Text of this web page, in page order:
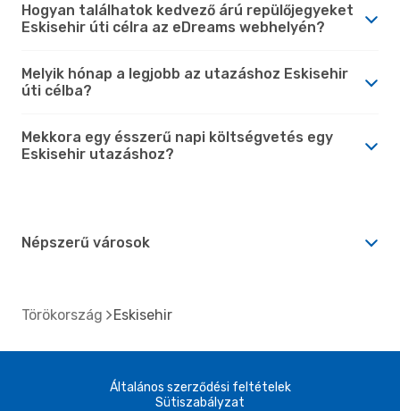
Hogyan találhatok kedvező árú repülőjegyeket
Eskisehir úti célra az eDreams webhelyén?
Melyik hónap a legjobb az utazáshoz Eskisehir
úti célba?
Mekkora egy ésszerű napi költségvetés egy
Eskisehir utazáshoz?
Népszerű városok
Törökország Eskisehir
Általános szerződési feltételek
Sütiszabályzat